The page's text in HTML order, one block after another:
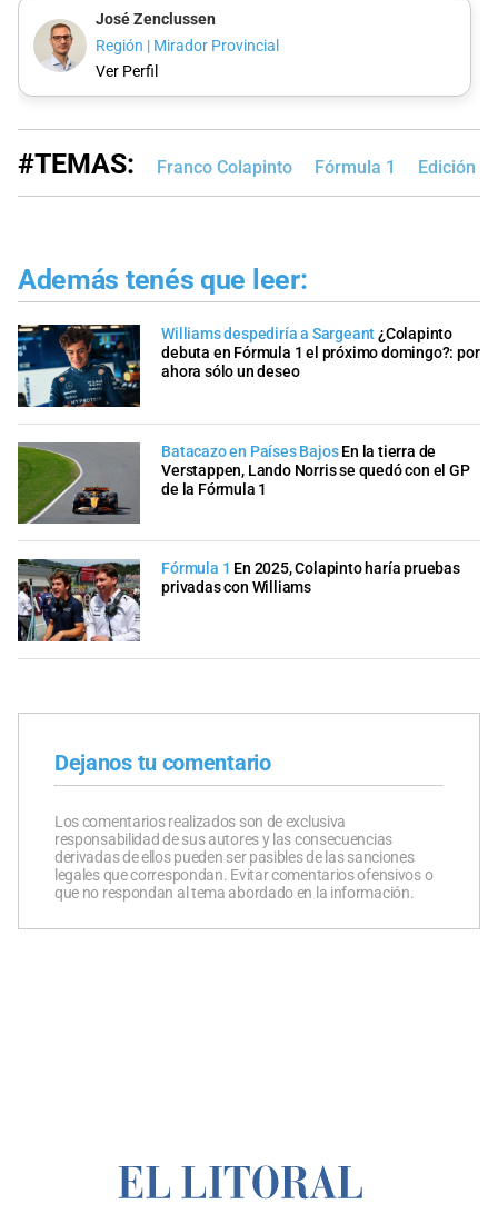
José Zenclussen
Región | Mirador Provincial
Ver Perfil
#TEMAS: Franco Colapinto Fórmula 1 Edición
Además tenés que leer:
Williams despediría a Sargeant¿Colapinto
debuta en Fórmula 1 el próximo domingo?: por
ahora sólo un deseo
Batacazo en Países Bajos En la tierra de
Verstappen, Lando Norris se quedó con el GP
de la Fórmula 1
Fórmula 1 En 2025, Colapinto haría pruebas
privadas con Williams
Dejanos tu comentario
Los comentarios realizados son de exclusiva
responsabilidad de sus autores y las consecuencias
derivadas de ellos pueden ser pasibles de las sanciones
legales que correspondan. Evitar comentarios ofensivos o
que no respondan al tema abordado en la información.